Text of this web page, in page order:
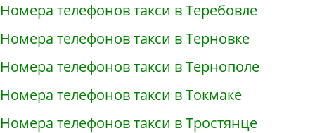
Номера телефонов такси в Теребовле
Номера телефонов такси в Терновке
Номера телефонов такси в Тернополе
Номера телефонов такси в Токмаке
Номера телефонов такси в Тростянце